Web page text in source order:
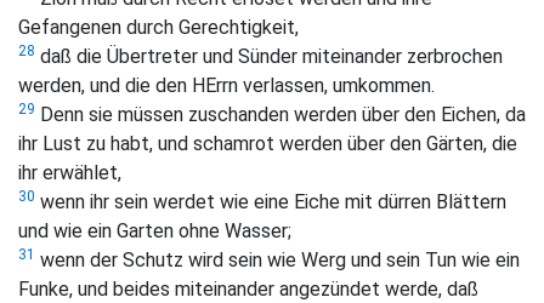
Gefangenen durch Gerechtigkeit,
28 daß die Übertreter und Sünder miteinander zerbrochen
werden, und die den HErrn verlassen, umkommen.
29 Denn sie müssen zuschanden werden über den Eichen, da
ihr Lust zu habt, und schamrot werden über den Gärten, die
ihr erwählet,
30 wenn ihr sein werdet wie eine Eiche mit dürren Blättern
und wie ein Garten ohne Wasser;
31 wenn der Schutz wird sein wie Werg und sein Tun wie ein
Funke, und beides miteinander angezündet werde, daß